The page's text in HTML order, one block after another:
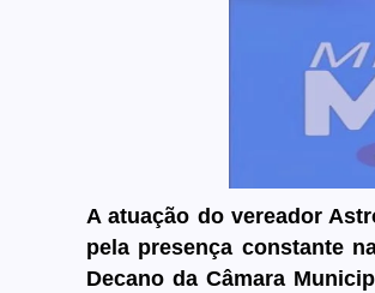
A atuação do vereador
pela presença constante
Decano da Câmara